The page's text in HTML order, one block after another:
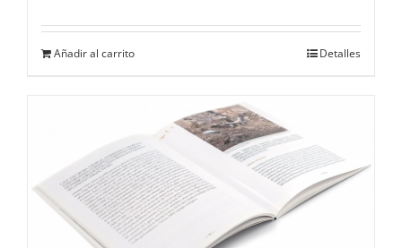
Añadir al carrito Detalles